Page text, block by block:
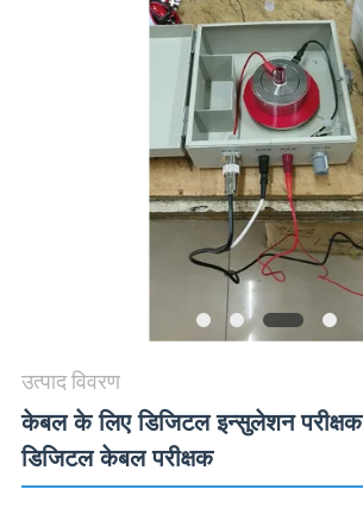
PRIVACY
POLICY
उत्पाद विवरण
केबल के लिए डिजिटल इन्सुलेशन परीक्षक,
डिजिटल केबल परीक्षक